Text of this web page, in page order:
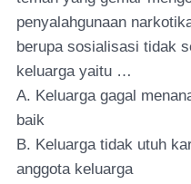
penyalahgunaan
berupa sosialisasi tidak
keluarga yaitu …
A. Keluarga gagal
baik
B. Keluarga tidak utuh
anggota keluarga